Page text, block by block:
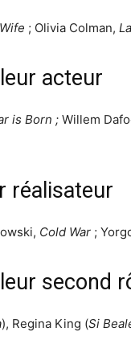
; Olivia Colman,
acteur
is Born ; Willem
réalisateur
Cold War ;
second
), Regina King (Si